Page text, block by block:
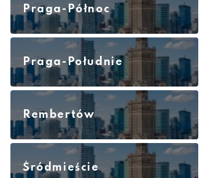
Praga-Północ
Praga-Południe
Rembertów
Śródmieście